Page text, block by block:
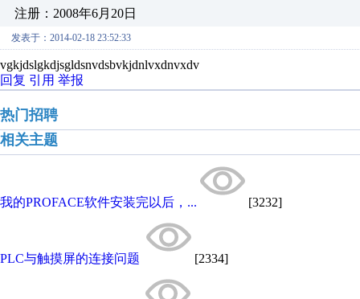
注册：2008年6月20日
发表于：2014-02-18 23:52:33
vgkjdslgkdjsgldsnvdsbvkjdnlvxdnvxdv
回复 引用 举报
热门招聘
相关主题
我的PROFACE软件安装完以后，... [3232]
PLC与触摸屏的连接问题 [2334]